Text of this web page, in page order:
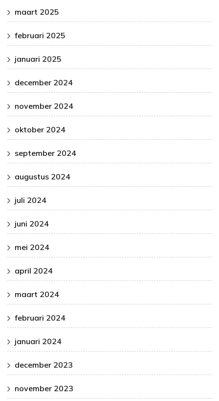
maart 2025
februari 2025
januari 2025
december 2024
november 2024
oktober 2024
september 2024
augustus 2024
juli 2024
juni 2024
mei 2024
april 2024
maart 2024
februari 2024
januari 2024
december 2023
november 2023